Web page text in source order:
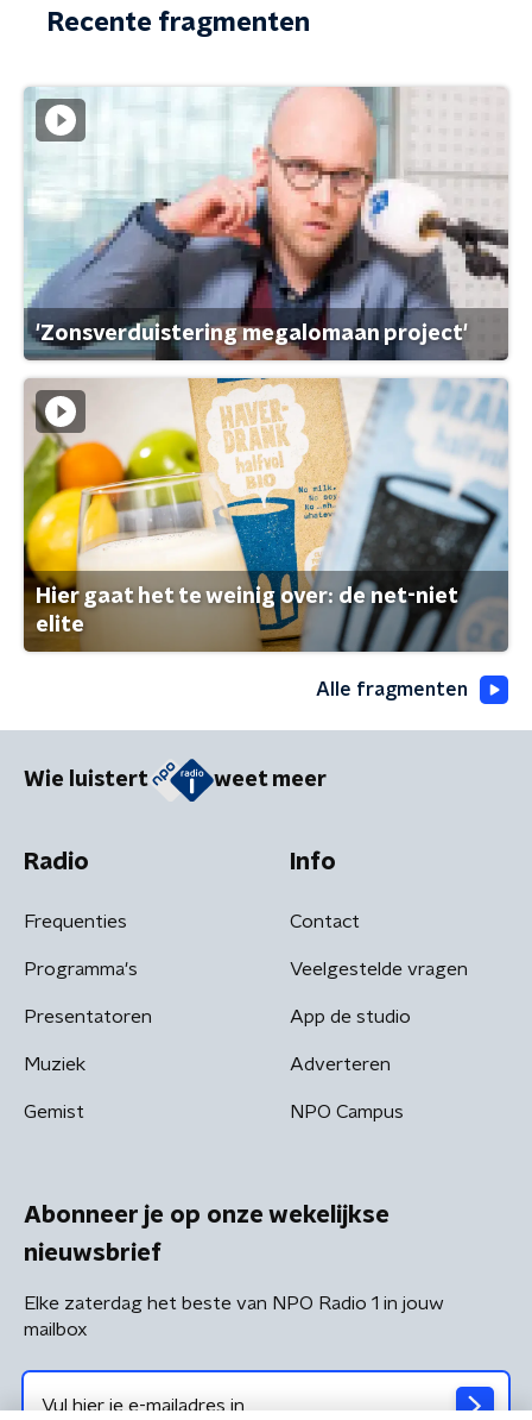
Recente fragmenten
'Zonsverduistering megalomaan project'
Hier gaat het te weinig over: de net-niet
elite
Alle fragmenten
Wie luistert weet meer
Radio
Frequenties
Programma's
Presentatoren
Muziek
Gemist
Info
Contact
Veelgestelde vragen
App de studio
Adverteren
NPO Campus
Abonneer je op onze wekelijkse
nieuwsbrief
Elke zaterdag het beste van NPO Radio 1 in jouw
mailbox